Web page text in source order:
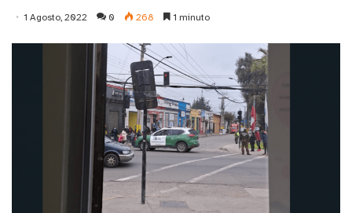
1 Agosto, 2022 0 268 1 minuto